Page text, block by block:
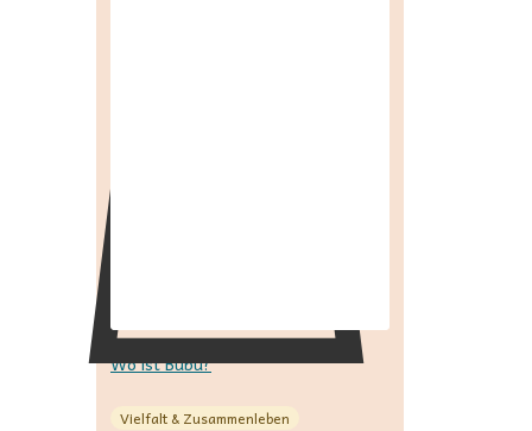
Wo ist Bubu?
Vielfalt & Zusammenleben